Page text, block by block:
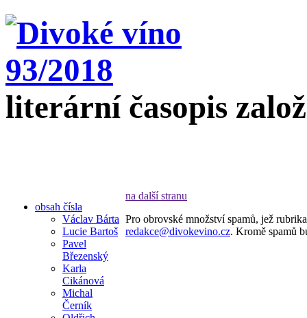
literární časopis
obsah čísla
Václav Bárta
Lucie Bartoš
Pavel
Březenský
Karla
Cikánová
Michal
Černík
na další stranu
Pro obrovské množství spamů, jež
redakce@divokevino.cz. Kromě spamů